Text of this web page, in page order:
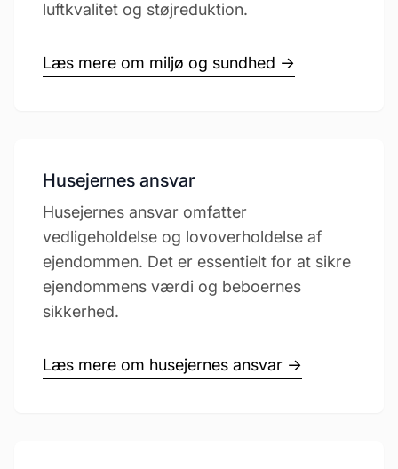
luftkvalitet og støjreduktion.
Læs mere om miljø og sundhed →
Husejernes ansvar
Husejernes ansvar omfatter
vedligeholdelse og lovoverholdelse af
ejendommen. Det er essentielt for at sikre
ejendommens værdi og beboernes
sikkerhed.
Læs mere om husejernes ansvar →